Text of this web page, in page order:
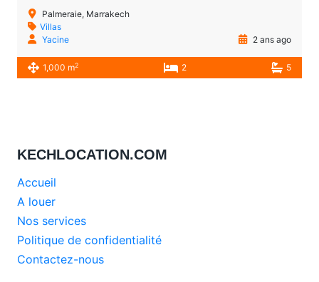
Palmeraie, Marrakech
Villas
Yacine
2 ans ago
1,000 m2 2 5
KECHLOCATION.COM
Accueil
A louer
Nos services
Politique de confidentialité
Contactez-nous